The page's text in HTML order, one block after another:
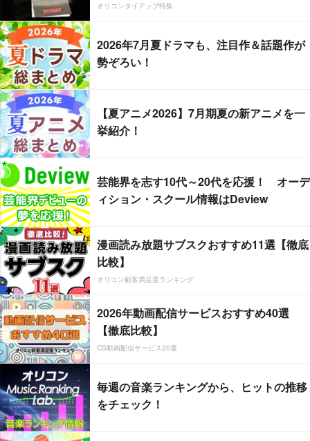
オリコンタイアップ特集
2026年7月夏ドラマも、注目作＆話題作が
勢ぞろい！
【夏アニメ2026】7月期夏の新アニメを一
挙紹介！
芸能界を志す10代～20代を応援！ オーデ
ィション・スクール情報はDeview
漫画読み放題サブスクおすすめ11選【徹底
比較】
オリコン顧客満足度ランキング
2026年動画配信サービスおすすめ40選
【徹底比較】
CS動画配信サービス20選
毎週の音楽ランキングから、ヒットの推移
をチェック！